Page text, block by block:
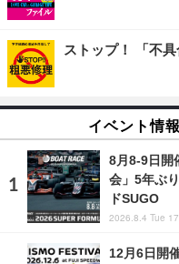
ストップ！ 「不
イベント情
8月8‐9日開
会」5年ぶ
ドSUGO
2026.8.4 Tue
12月6日開